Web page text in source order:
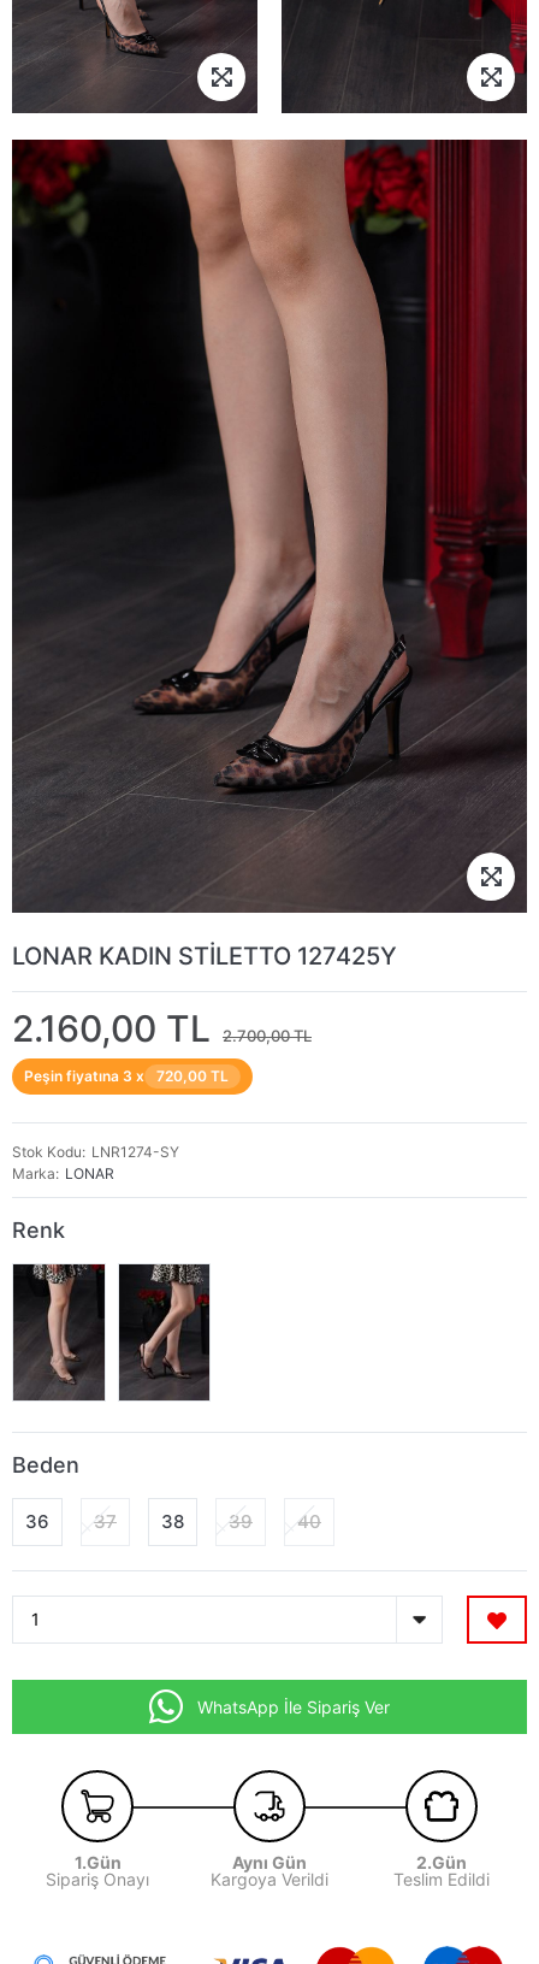
LONAR KADIN STİLETTO 127425Y
2.160,00 TL 2.700,00 TL
Peşin fiyatına 3 x 720,00 TL
Stok Kodu
LNR1274-SY
Marka
LONAR
Renk
Beden
36 37 38 39 40
WhatsApp İle Sipariş Ver
1.Gün
Sipariş Onayı
Aynı Gün
Kargoya Verildi
2.Gün
Teslim Edildi